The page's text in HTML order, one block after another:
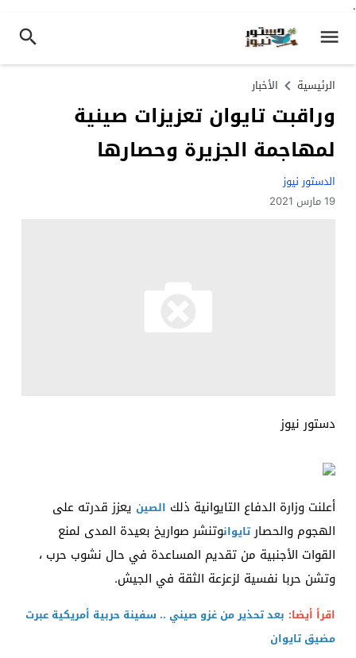
.
الرئيسية الأخبار
وراقبت تايوان تعزيزات صينية
لمهاجمة الجزيرة وحصارها
الدستور نيوز
19 مارس 2021
دستور نيوز
أعلنت وزارة الدفاع التايوانية ذلك الصين يعزز قدرته على
الهجوم والحصارتايوانوتنشر صواريخ بعيدة المدى لمنع
القوات الأجنبية من تقديم المساعدة في حال نشوب حرب ،
وتشن حربا نفسية لزعزعة الثقة في الجيش.
اقرأ أيضا: بعد تحذير من غزو صيني .. سفينة حربية أمريكية عبرت
مضيق تايوان